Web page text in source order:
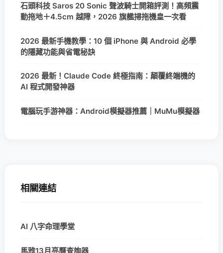
石頭科技 Saros 20 Sonic 聲波騎士開箱評測！高頻震
動拖地＋4.5cm 越障，2026 旗艦掃拖機皇一次看
2026 最新手機教學：10 個 iPhone 與 Android 必學
的隱藏功能與省電秘訣
2026 最新！Claude Code 終極指南：顛覆終端機的
AI 程式開發神器
電腦玩手游神器：Android模擬器推薦｜MuMu模擬器
相關連結
AI 八字命理學堂
馬雅13月亮曆查詢器